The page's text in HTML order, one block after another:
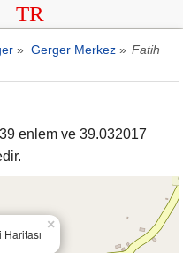
TR
» Gerger Merkez » Fatih
enlem ve 39.032017
×